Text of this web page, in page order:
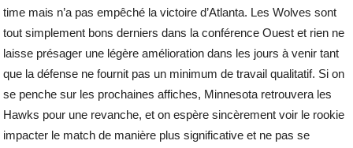
time mais n’a pas empêché la victoire d’Atlanta. Les Wolves sont
tout simplement bons derniers dans la conférence Ouest et rien ne
laisse présager une légère amélioration dans les jours à venir tant
que la défense ne fournit pas un minimum de travail qualitatif. Si on
se penche sur les prochaines affiches, Minnesota retrouvera les
Hawks pour une revanche, et on espère sincèrement voir le rookie
impacter le match de manière plus significative et ne pas se